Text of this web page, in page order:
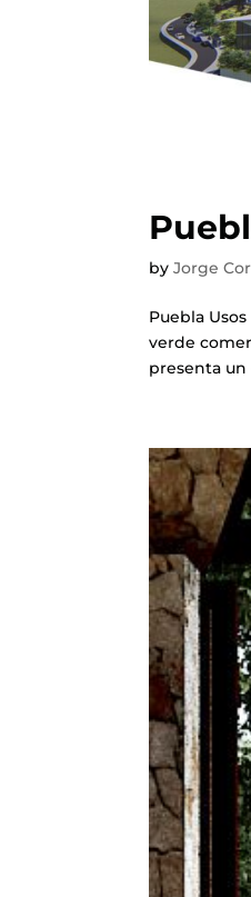
byJorge
Puebla
verde
presenta un